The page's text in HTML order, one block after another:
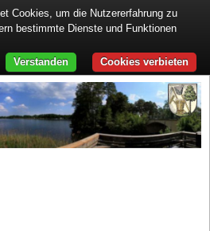
Cookies, um die Nutzererfahrung zu
bestimmte Dienste und Funktionen
Cookies verbieten
Verstanden